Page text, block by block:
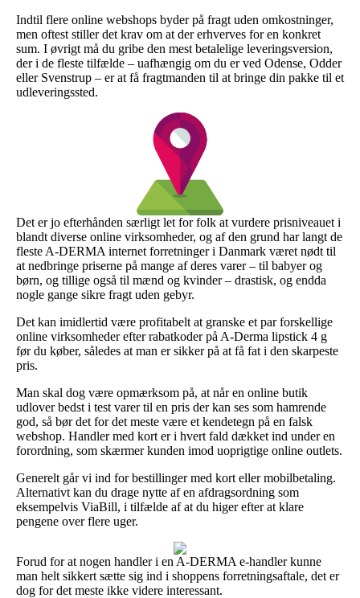
Indtil flere online webshops byder på fragt uden omkostninger,
men oftest stiller det krav om at der erhverves for en konkret
sum. I øvrigt må du gribe den mest betalelige leveringsversion,
der i de fleste tilfælde – uafhængig om du er ved Odense, Odder
eller Svenstrup – er at få fragtmanden til at bringe din pakke til et
udleveringssted.
Det er jo efterhånden særligt let for folk at vurdere prisniveauet i
blandt diverse online virksomheder, og af den grund har langt de
fleste A-DERMA internet forretninger i Danmark været nødt til
at nedbringe priserne på mange af deres varer – til babyer og
børn, og tillige også til mænd og kvinder – drastisk, og endda
nogle gange sikre fragt uden gebyr.
Det kan imidlertid være profitabelt at granske et par forskellige
online virksomheder efter rabatkoder på A-Derma lipstick 4 g
før du køber, således at man er sikker på at få fat i den skarpeste
pris.
Man skal dog være opmærksom på, at når en online butik
udlover bedst i test varer til en pris der kan ses som hamrende
god, så bør det for det meste være et kendetegn på en falsk
webshop. Handler med kort er i hvert fald dækket ind under en
forordning, som skærmer kunden imod uoprigtige online outlets.
Generelt går vi ind for bestillinger med kort eller mobilbetaling.
Alternativt kan du drage nytte af en afdragsordning som
eksempelvis ViaBill, i tilfælde af at du higer efter at klare
pengene over flere uger.
Forud for at nogen handler i en A-DERMA e-handler kunne
man helt sikkert sætte sig ind i shoppens forretningsaftale, det er
dog for det meste ikke videre interessant.